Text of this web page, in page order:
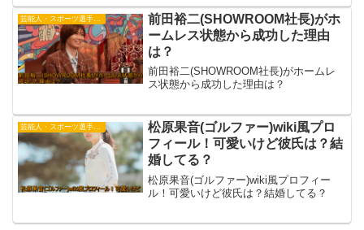
前田裕二(SHOWROOM社長)がホ
ームレス状態から成功した理由
は？
前田裕二(SHOWROOM社長)がホームレ
ス状態から成功した理由は？
芸能人・スポーツ選手・有名人
松原果音(ゴルファー)wiki風プロ
フィール！可愛いけど彼氏は？結
婚してる？
松原果音(ゴルファー)wiki風プロフィー
ル！可愛いけど彼氏は？結婚してる？